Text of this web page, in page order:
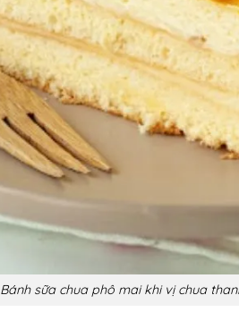
Bánh sữa chua phô mai khi vị chua